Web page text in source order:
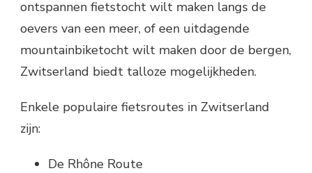
ontspannen fietstocht wilt maken langs de
oevers van een meer, of een uitdagende
mountainbiketocht wilt maken door de bergen,
Zwitserland biedt talloze mogelijkheden.
Enkele populaire fietsroutes in Zwitserland
zijn:
De Rhône Route